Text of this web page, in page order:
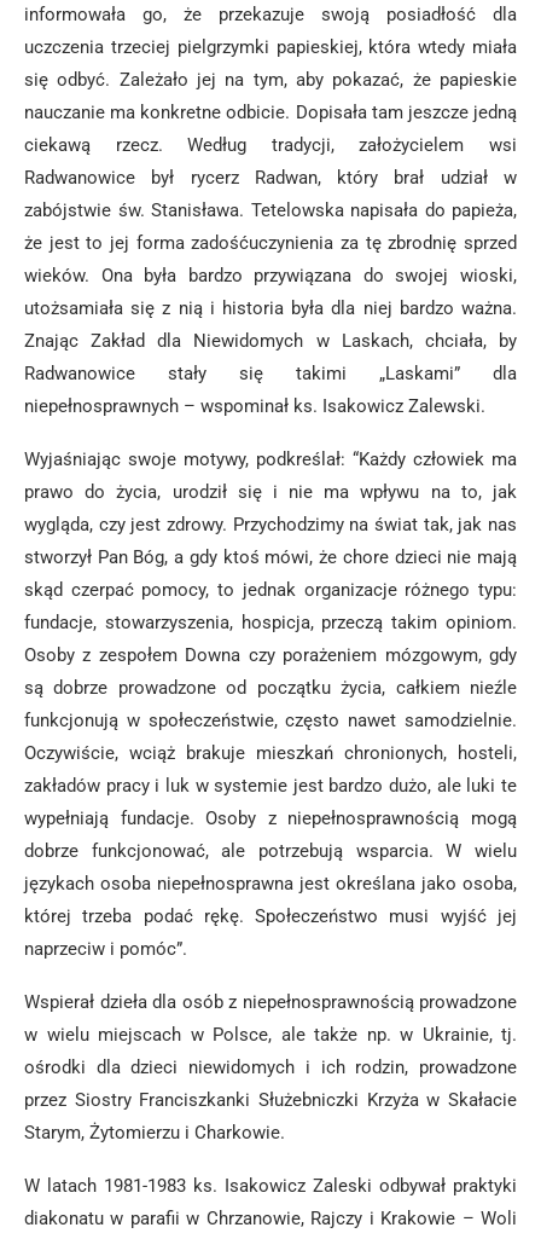
informowała go, że przekazuje swoją posiadłość dla
uczczenia trzeciej pielgrzymki papieskiej, która wtedy miała
się odbyć. Zależało jej na tym, aby pokazać, że papieskie
nauczanie ma konkretne odbicie. Dopisała tam jeszcze jedną
ciekawą rzecz. Według tradycji, założycielem wsi
Radwanowice był rycerz Radwan, który brał udział w
zabójstwie św. Stanisława. Tetelowska napisała do papieża,
że jest to jej forma zadośćuczynienia za tę zbrodnię sprzed
wieków. Ona była bardzo przywiązana do swojej wioski,
utożsamiała się z nią i historia była dla niej bardzo ważna.
Znając Zakład dla Niewidomych w Laskach, chciała, by
Radwanowice stały się takimi „Laskami” dla
niepełnosprawnych – wspominał ks. Isakowicz Zalewski.
Wyjaśniając swoje motywy, podkreślał: “Każdy człowiek ma
prawo do życia, urodził się i nie ma wpływu na to, jak
wygląda, czy jest zdrowy. Przychodzimy na świat tak, jak nas
stworzył Pan Bóg, a gdy ktoś mówi, że chore dzieci nie mają
skąd czerpać pomocy, to jednak organizacje różnego typu:
fundacje, stowarzyszenia, hospicja, przeczą takim opiniom.
Osoby z zespołem Downa czy porażeniem mózgowym, gdy
są dobrze prowadzone od początku życia, całkiem nieźle
funkcjonują w społeczeństwie, często nawet samodzielnie.
Oczywiście, wciąż brakuje mieszkań chronionych, hosteli,
zakładów pracy i luk w systemie jest bardzo dużo, ale luki te
wypełniają fundacje. Osoby z niepełnosprawnością mogą
dobrze funkcjonować, ale potrzebują wsparcia. W wielu
językach osoba niepełnosprawna jest określana jako osoba,
której trzeba podać rękę. Społeczeństwo musi wyjść jej
naprzeciw i pomóc”.
Wspierał dzieła dla osób z niepełnosprawnością prowadzone
w wielu miejscach w Polsce, ale także np. w Ukrainie, tj.
ośrodki dla dzieci niewidomych i ich rodzin, prowadzone
przez Siostry Franciszkanki Służebniczki Krzyża w Skałacie
Starym, Żytomierzu i Charkowie.
W latach 1981-1983 ks. Isakowicz Zaleski odbywał praktyki
diakonatu w parafii w Chrzanowie, Rajczy i Krakowie – Woli